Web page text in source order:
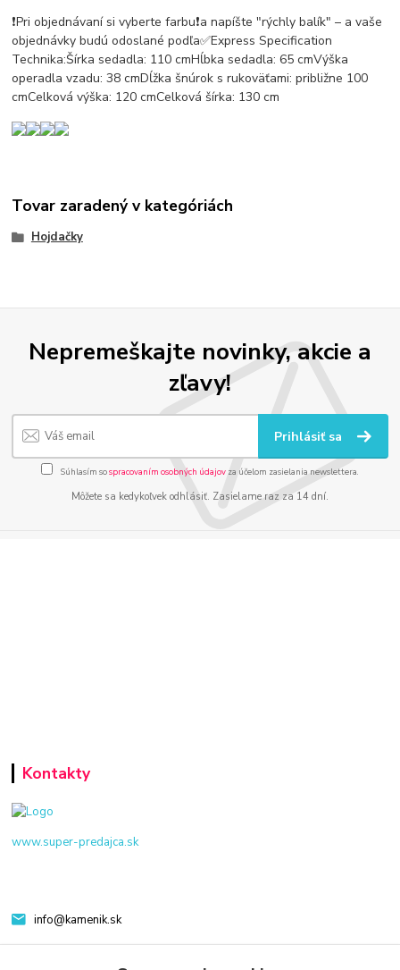
❗️Pri objednávaní si vyberte farbu❗️a napíšte "rýchly balík" – a vaše
objednávky budú odoslané podľa✅Express Specification
Technika:Šírka sedadla: 110 cmHĺbka sedadla: 65 cmVýška
operadla vzadu: 38 cmDĺžka šnúrok s rukoväťami: približne 100
cmCelková výška: 120 cmCelková šírka: 130 cm
Tovar zaradený v kategóriách
Hojdačky
Nepremeškajte novinky, akcie a
zľavy!
Prihlásiť sa
Súhlasím sospracovaním osobných údajov za účelom zasielania newslettera.
Môžete sa kedykoľvek odhlásiť. Zasielame raz za 14 dní.
Kontakty
www.super-predajca.sk
info@kamenik.sk